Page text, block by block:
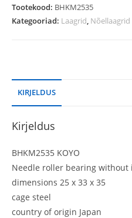
Tootekood: BHKM2535
Kategooriad: Laagrid, Nõellaagrid
KIRJELDUS
Kirjeldus
BHKM2535 KOYO
Needle roller bearing without
dimensions 25 x 33 x 35
cage steel
country of origin Japan